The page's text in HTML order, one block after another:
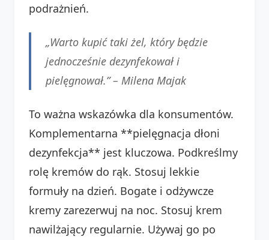
podrażnień.
„Warto kupić taki żel, który będzie
jednocześnie dezynfekował i
pielęgnował.” – Milena Majak
To ważna wskazówka dla konsumentów.
Komplementarna **pielęgnacja dłoni
dezynfekcja** jest kluczowa. Podkreślmy
rolę kremów do rąk. Stosuj lekkie
formuły na dzień. Bogate i odżywcze
kremy zarezerwuj na noc. Stosuj krem
nawilżający regularnie. Używaj go po